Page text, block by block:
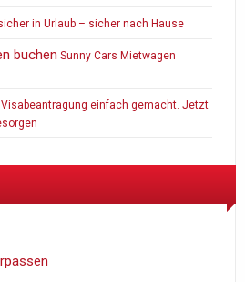
in Urlaub – sicher nach Hause
buchen Sunny Cars Mietwagen
Visabeantragung einfach gemacht. Jetzt